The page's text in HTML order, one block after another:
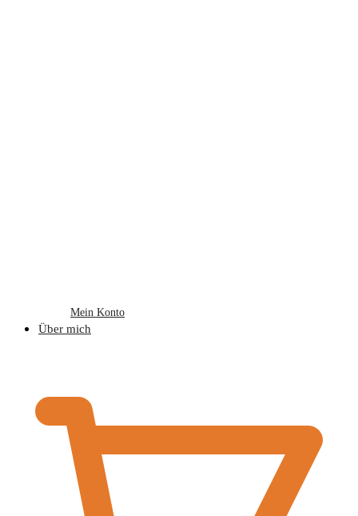
Mein Konto
Über mich